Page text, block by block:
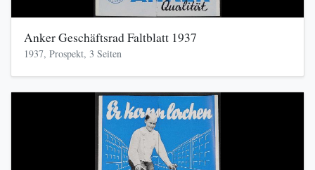
Anker Geschäftsrad Faltblatt 1937
1937, Prospekt, 3 Seiten